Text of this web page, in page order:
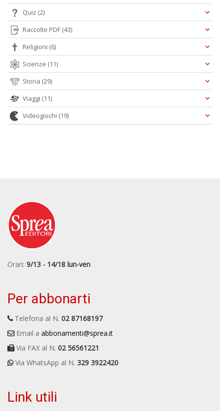
Quiz (2)
Raccolte PDF (43)
Religioni (6)
Scienze (11)
Storia (29)
Viaggi (11)
Videogiochi (19)
Orari: 9/13 - 14/18 lun-ven
Per abbonarti
Telefona al N. 02 87168197
Email a abbonamenti@sprea.it
Via FAX al N. 02 56561221
Via WhatsApp al N. 329 3922420
Link utili